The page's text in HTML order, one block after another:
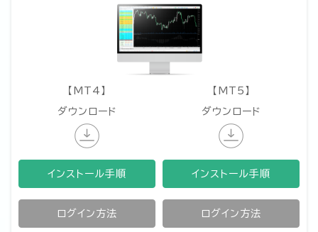
【MT4】
ダウンロード
インストール手順
ログイン方法
【MT5】
ダウンロード
インストール手順
ログイン方法